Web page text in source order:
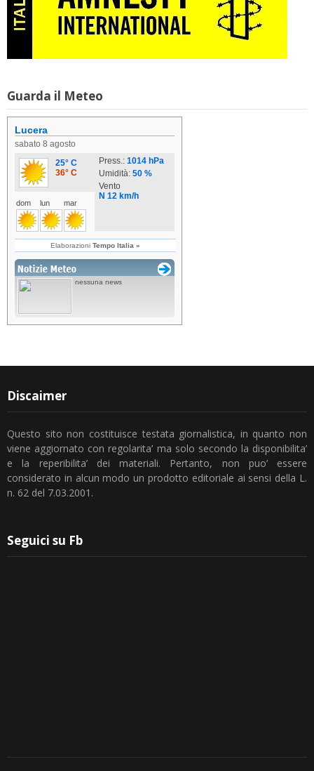
Guarda il Meteo
Discaimer
Questo sito non costituisce testata giornalistica, in quanto non
viene aggiornato con regolarita’ ma solo secondo la disponibilita’
e la reperibilita’ dei materiali. Pertanto, non puo’ essere
considerato in alcun modo un prodotto editoriale ai sensi della L.
n. 62 del 7.03.2001.
Seguici su Fb